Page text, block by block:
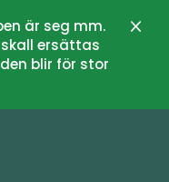
är seg mm.
ersättas
blir för stor